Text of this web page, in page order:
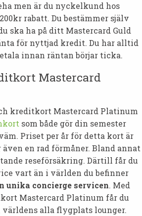
men är du nyckelkund hos
rabatt. Du bestämmer själv
ska ha på ditt Mastercard Guld
för nyttjad kredit. Du har alltid
innan räntan börjar ticka.
Mastercard
kreditkort Mastercard Platinum
som både gör din semester
Priset per år för detta kort är
även en rad förmåner. Bland annat
reseförsäkring. Därtill får du
vart än i världen du befinner
unika concierge servicen. Med
Mastercard Platinum får du
alla flygplats lounger.